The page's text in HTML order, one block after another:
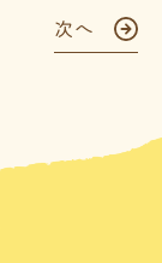
次へ